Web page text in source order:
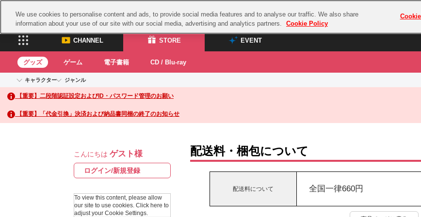
プレミアム会
CHANNEL STORE EVENT
CHANNEL
ASOBI CHANNEL TOP
STORE
ASOBI STORE TOP
グッズ
EVENT
ASOBI STAGE
グッズ ゲーム 電子書籍 CD / Blu-ray
キャラクター
アイドルマスターシリーズ
アイドルマスター
アイドルマスター シンデレラガールズ
アイドルマスター シャイニーカラーズ
学園アイドルマスター
プロジェクトアイマス ヴイアライヴ
テイルズ オブ シリーズ
ナムコクラシック
スサノオマジック
ガンダムシリーズ
ラブライブ！サンシャイン‼
アイドリッシュセブン
ジャンル
イベントグッズ
トイ・ホビー
【重要】二段階認証設定およびID・パスワード管理のお願い
【重要】「代金引換」決済および納品書同梱の終了のお知らせ
こんにちは ゲスト様
ログイン/新規登録
To view this content, please allow
our site to use cookies. Click here to
adjust your Cookie Settings.
配送料・梱包について
配送料について 全国一律660円
We use cookies to personalise content and ads, to provide social media features and to analyse our traffic. We also share
information about your use of our site with our social media, advertising and analytics partners.
Cookie Policy